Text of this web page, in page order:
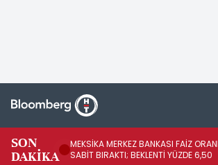
SON
DAKİKA
MEKSİKA MERKEZ BANKASI FAİZ
SABİT BIRAKTI; BEKLENTİ YÜZDE 6,50